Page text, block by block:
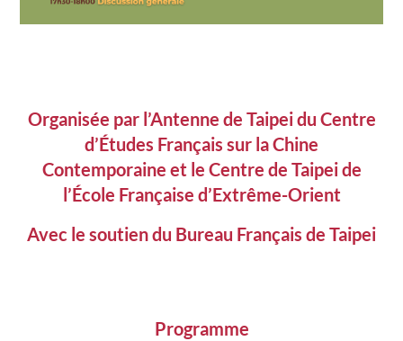
Organisée par l’Antenne de Taipei du Centre
d’Études Français sur la Chine
Contemporaine et le Centre de Taipei de
l’École Française d’Extrême-Orient
Avec le soutien du Bureau Français de Taipei
Programme